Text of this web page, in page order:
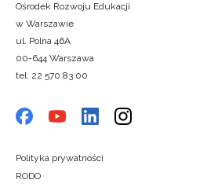
Ośrodek Rozwoju Edukacji
w Warszawie
ul. Polna 46A
00-644 Warszawa
tel. 22 570 83 00
Polityka prywatności
RODO